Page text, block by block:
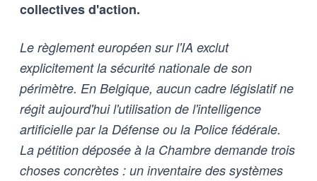
collectives d'action.
Le règlement européen sur l'IA exclut
explicitement la sécurité nationale de son
périmètre. En Belgique, aucun cadre législatif ne
régit aujourd'hui l'utilisation de l'intelligence
artificielle par la Défense ou la Police fédérale.
La pétition déposée à la Chambre demande trois
choses concrètes : un inventaire des systèmes